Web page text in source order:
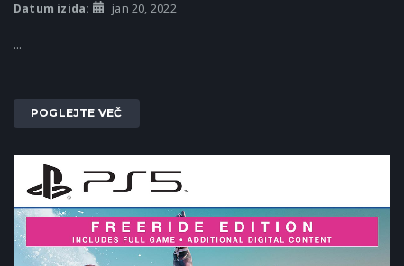
Datum izida: jan 20, 2022
...
POGLEJTE VEČ